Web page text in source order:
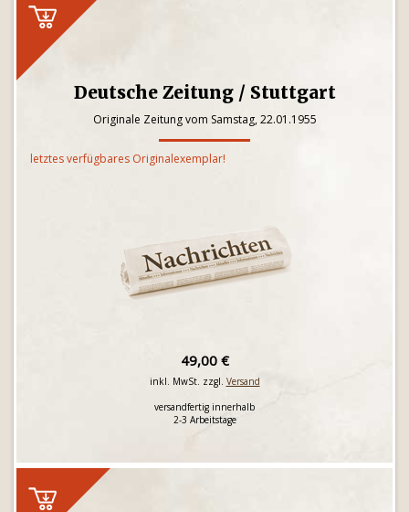
Deutsche Zeitung / Stuttgart
Originale Zeitung vom Samstag, 22.01.1955
letztes verfügbares Originalexemplar!
49,00 €
inkl. MwSt. zzgl. Versand
versandfertig innerhalb
2-3 Arbeitstage